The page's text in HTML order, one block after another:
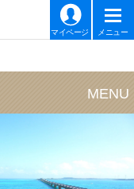
マイページ メニュー